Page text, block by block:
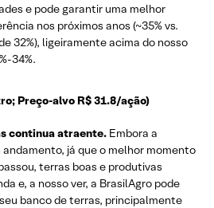
e pode garantir uma melhor
nos próximos anos (~35% vs.
32%), ligeiramente acima do nosso
34%.
Preço-alvo R$ 31.8/ação)
continua atraente. Embora a
já que o melhor momento
terras boas e produtivas
e, a nosso ver, a BrasilAgro pode
banco de terras, principalmente